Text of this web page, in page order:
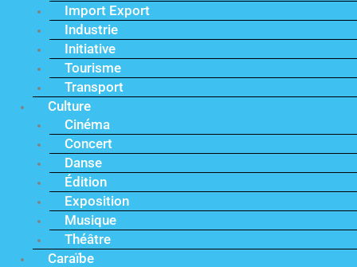
Import Export
Industrie
Initiative
Tourisme
Transport
Culture
Cinéma
Concert
Danse
Édition
Exposition
Musique
Théâtre
Caraïbe